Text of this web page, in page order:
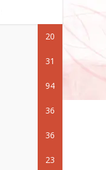
20
31
94
36
36
23